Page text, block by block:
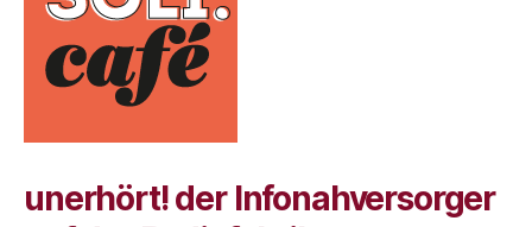
unerhört! der Infonahversorger